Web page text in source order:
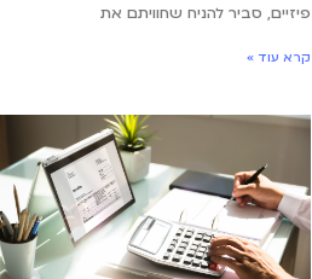
פיזיים, סביר להניח שחוויתם את
קרא עוד »